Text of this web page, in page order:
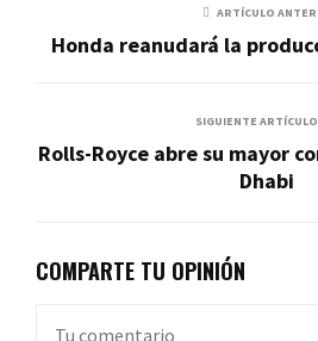
ARTÍCULO
Honda reanudará la
SIGUIENTE ARTÍCULO
Rolls-Royce abre su mayor
Dhabi
COMPARTE TU OPINIÓN